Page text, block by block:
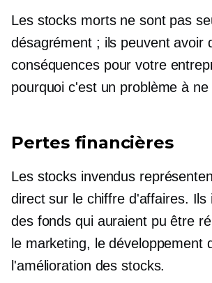
Les stocks morts ne sont pas
désagrément ; ils peuvent avoir
conséquences pour votre
pourquoi c'est un problème à ne
Pertes financières
Les stocks invendus
direct sur le chiffre d'affaires. Ils
des fonds qui auraient pu être
le marketing, le développement
l'amélioration des stocks.